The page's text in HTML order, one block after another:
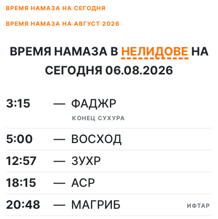
ВРЕМЯ НАМАЗА НА СЕГОДНЯ
ВРЕМЯ НАМАЗА НА АВГУСТ 2026
ВРЕМЯ НАМАЗА В НЕЛИДОВЕ НА
СЕГОДНЯ 06.08.2026
3:15 ФАДЖР
КОНЕЦ СУХУРА
5:00
ВОСХОД
12:57
ЗУХР
18:15
АСР
20:48
МАГРИБ ИФТАР